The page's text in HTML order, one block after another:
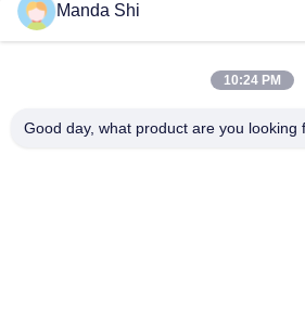
© 2020-2026 Yixing Futao Metal
Manda Shi
10:24 PM
Good day, what product are you looking